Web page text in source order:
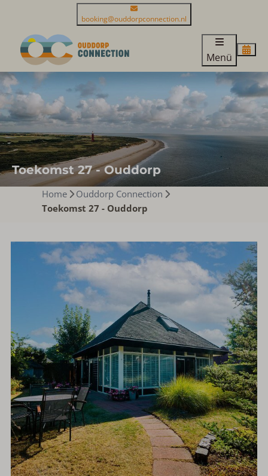
booking@ouddorpconnection.nl
Menü
Toekomst 27 - Ouddorp
Home
Ouddorp Connection
Toekomst 27 - Ouddorp